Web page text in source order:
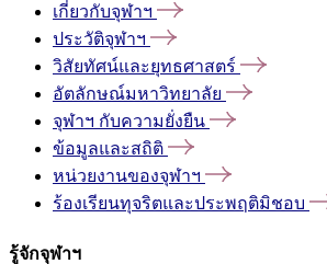
เกี่ยวกับจุฬาฯ
ประวัติจุฬาฯ
วิสัยทัศน์และยุทธศาสตร์
อัตลักษณ์มหาวิทยาลัย
จุฬาฯ กับความยั่งยืน
ข้อมูลและสถิติ
หน่วยงานของจุฬาฯ
ร้องเรียนทุจริตและประพฤติมิชอบ
รู้จักจุฬาฯ